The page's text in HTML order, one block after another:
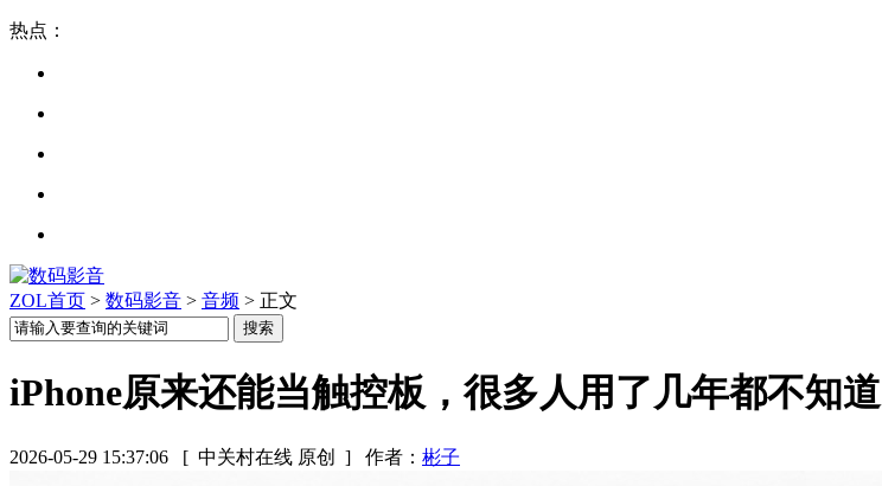
热点：
ZOL首页 > 数码影音 > 音频 > 正文
iPhone原来还能当触控板，很多人用了几年都不知道
2026-05-29 15:37:06 [ 中关村在线 原创 ] 作者： 彬子